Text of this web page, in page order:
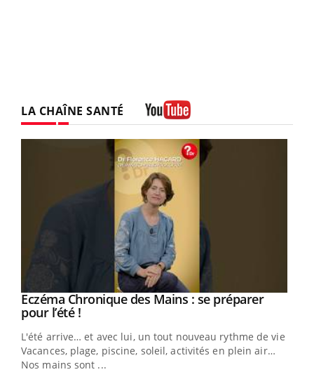
LA CHAÎNE SANTÉ
Youtube
Eczéma Chronique des Mains : se préparer
pour l’été !Youtube
L'été arrive… et avec lui, un tout nouveau rythme de vie !
Vacances, plage, piscine, soleil, activités en plein air…
Nos mains sont ...